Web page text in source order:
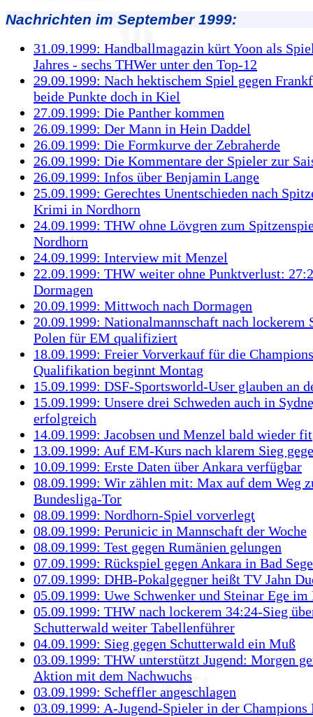
Nachrichten im September 1999:
31.09.1999: Handballmagazin kürt Yoon als
Jahres - sechs THWer unter den Top-12
29.09.1999: Nach hektischem Spiel gegen
beide Punkte doch in Kiel
27.09.1999: Die Panther kommen
26.09.1999: Der Mann in Hein Daddel
26.09.1999: Die Formkurve der Zebraherde
26.09.1999: Die Kommentare der Spieler zur
26.09.1999: Infos über Benjamin Lange
25.09.1999: Gerechtes Unentschieden nach
Krimi in Nordhorn
24.09.1999: THW ohne Lövgren zum
Nordhorn
24.09.1999: Interview mit Menzel
22.09.1999: THW weiter ohne Punktverlust:
Dormagen
20.09.1999: Mittwoch nach Dormagen
20.09.1999: Nationalmannschaft nach lockerem
Polen für EM qualifiziert
18.09.1999: Freier Vorverkauf für die
Qualifikation beginnt Montag
15.09.1999: DSF-Sportsworld-User glauben an
15.09.1999: Unsere drei Schweden auch in
erfolgreich
14.09.1999: Jacobsen und Menzel bald wieder fit
13.09.1999: Auf EM-Kurs nach klarem Sieg
10.09.1999: Erste Daten über Ankara verfügbar
08.09.1999: Wir zählen mit: Max auf dem Weg
Bundesliga-Tor
08.09.1999: Nordhorn-Spiel vorverlegt
08.09.1999: Perunicic in Mannschaft der Woche
08.09.1999: Test gegen Rumänien gelungen
07.09.1999: Rückspiel gegen Ankara in Bad
07.09.1999: DHB-Pokalgegner heißt TV Jahn
05.09.1999: Uwe Schwenker und Steinar Ege
05.09.1999: THW nach lockerem 34:24-Sieg
Schutterwald weiter Tabellenführer
04.09.1999: Sieg gegen Schutterwald ein Muß
03.09.1999: THW unterstützt Jugend: Morgen
Aktion mit dem Nachwuchs
03.09.1999: Scheffler angeschlagen
03.09.1999: A-Jugend-Spieler in der Champions